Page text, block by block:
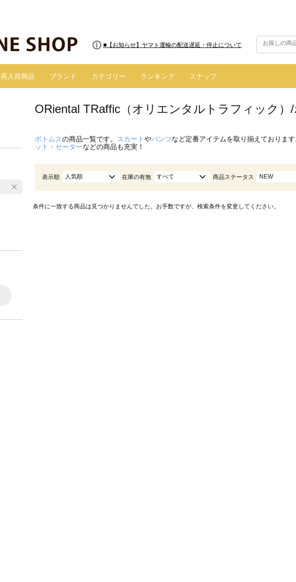
■【お知らせ】ヤマト運輸の配送遅延・停止について
再入荷商品 ブランド カテゴリー ランキング スナップ
ORiental TRaffic（オリエンタルトラフィック）/
ボトムスの商品一覧です。 スカートやパンツなど定番アイテムを取り揃えておりま
ット・セーターなどの商品も充実！
表示順 人気順 在庫の有無 すべて 商品ステータス NEW
条件に一致する商品は見つかりませんでした。お手数ですが、検索条件を変更してください。